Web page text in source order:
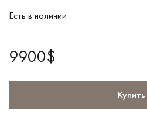
Есть в наличии
9900$
Купить